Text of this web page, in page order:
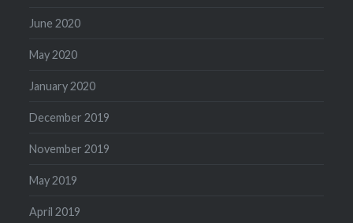
June 2020
May 2020
January 2020
December 2019
November 2019
May 2019
April 2019